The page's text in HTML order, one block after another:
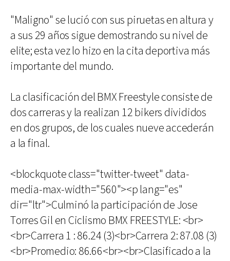
"Maligno" se lució con sus piruetas en altura y
a sus 29 años sigue demostrando su nivel de
elite; esta vez lo hizo en la cita deportiva más
importante del mundo.
La clasificación del BMX Freestyle consiste de
dos carreras y la realizan 12 bikers divididos
en dos grupos, de los cuales nueve accederán
a la final.
<blockquote class="twitter-tweet" data-
media-max-width="560"><p lang="es"
dir="ltr">Culminó la participación de Jose
Torres Gil en Ciclismo BMX FREESTYLE: <br>
<br>Carrera 1 : 86.24 (3)<br>Carrera 2: 87.08 (3)
<br>Promedio: 86.66<br><br>Clasificado a la